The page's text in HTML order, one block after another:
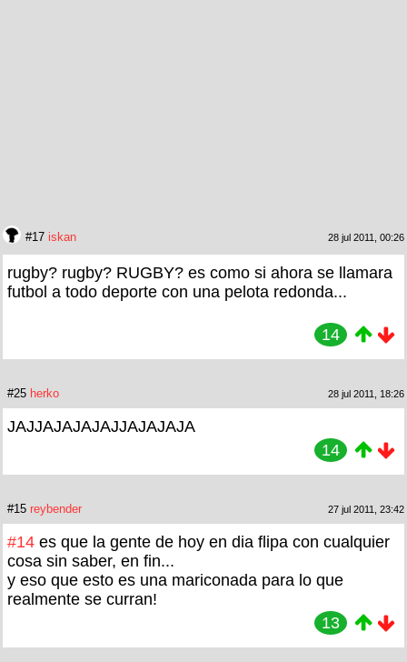
#17 iskan 28 jul 2011, 00:26
rugby? rugby? RUGBY? es como si ahora se llamara
futbol a todo deporte con una pelota redonda...
14
#25 herko 28 jul 2011, 18:26
JAJJAJAJAJAJJAJAJAJA
14
#15 reybender 27 jul 2011, 23:42
#14 es que la gente de hoy en dia flipa con cualquier
cosa sin saber, en fin...
y eso que esto es una mariconada para lo que
realmente se curran!
13